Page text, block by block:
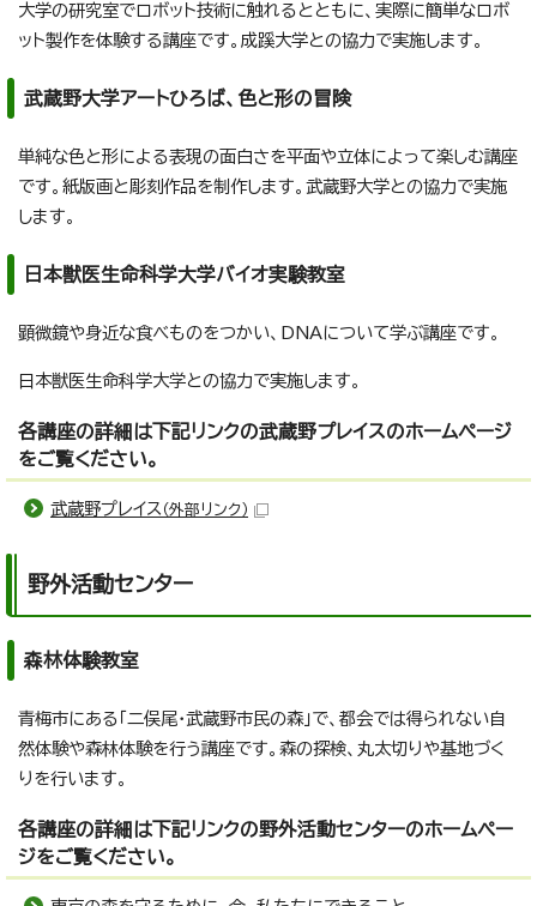
大学の研究室でロボット技術に触れるとともに、実際に簡単なロボ
ット製作を体験する講座です。成蹊大学との協力で実施します。
武蔵野大学アートひろば、色と形の冒険
単純な色と形による表現の面白さを平面や立体によって楽しむ講座
です。紙版画と彫刻作品を制作します。武蔵野大学との協力で実施
します。
日本獣医生命科学大学バイオ実験教室
顕微鏡や身近な食べものをつかい、DNAについて学ぶ講座です。
日本獣医生命科学大学との協力で実施します。
各講座の詳細は下記リンクの武蔵野プレイスのホームページ
をご覧ください。
武蔵野プレイス （外部リンク）
野外活動センター
森林体験教室
青梅市にある「二俣尾・武蔵野市民の森」で、都会では得られない自
然体験や森林体験を行う講座です。森の探検、丸太切りや基地づく
りを行います。
各講座の詳細は下記リンクの野外活動センターのホームペー
ジをご覧ください。